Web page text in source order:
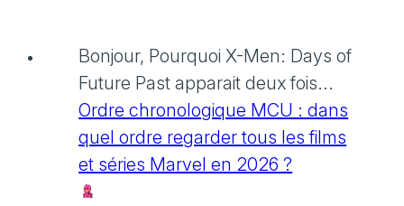
Bonjour, Pourquoi X-Men: Days of
Future Past apparait deux fois...
Ordre chronologique MCU : dans
quel ordre regarder tous les films
et séries Marvel en 2026 ?